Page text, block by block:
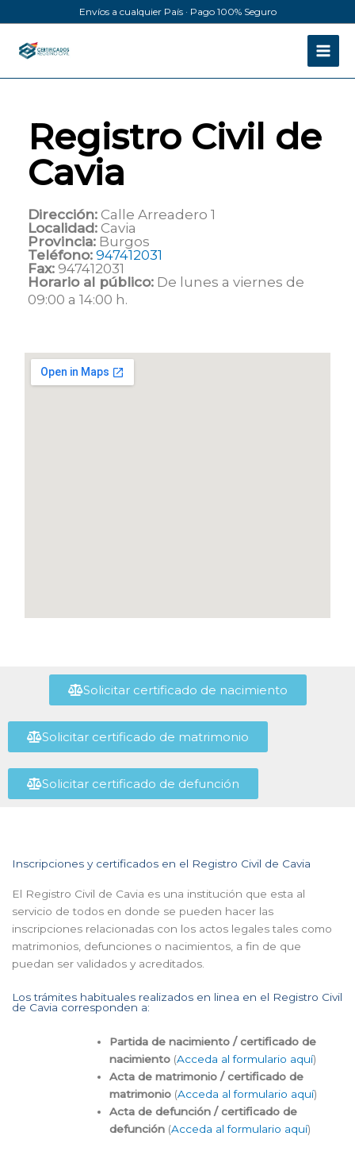
al
contenido
Envíos a cualquier País · Pago 100% Seguro
Registro Civil de
Cavia
Dirección: Calle Arreadero 1
Localidad: Cavia
Provincia: Burgos
Teléfono: 947412031
Fax: 947412031
Horario al público: De lunes a viernes de
09:00 a 14:00 h.
Solicitar certificado de nacimiento
Solicitar certificado de matrimonio
Solicitar certificado de defunción
Inscripciones y certificados en el Registro Civil de Cavia
El Registro Civil de Cavia es una institución que esta al
servicio de todos en donde se pueden hacer las
inscripciones relacionadas con los actos legales tales como
matrimonios, defunciones o nacimientos, a fin de que
puedan ser validados y acreditados.
Los trámites habituales realizados en linea en el Registro Civil
de Cavia corresponden a:
Partida de nacimiento / certificado de
nacimiento (Acceda al formulario aquí)
Acta de matrimonio / certificado de
matrimonio (Acceda al formulario aquí)
Acta de defunción / certificado de
defunción (Acceda al formulario aquí)